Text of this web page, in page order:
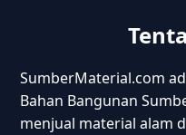
SumberMaterial.com
Bahan Bangunan
menjual material alam